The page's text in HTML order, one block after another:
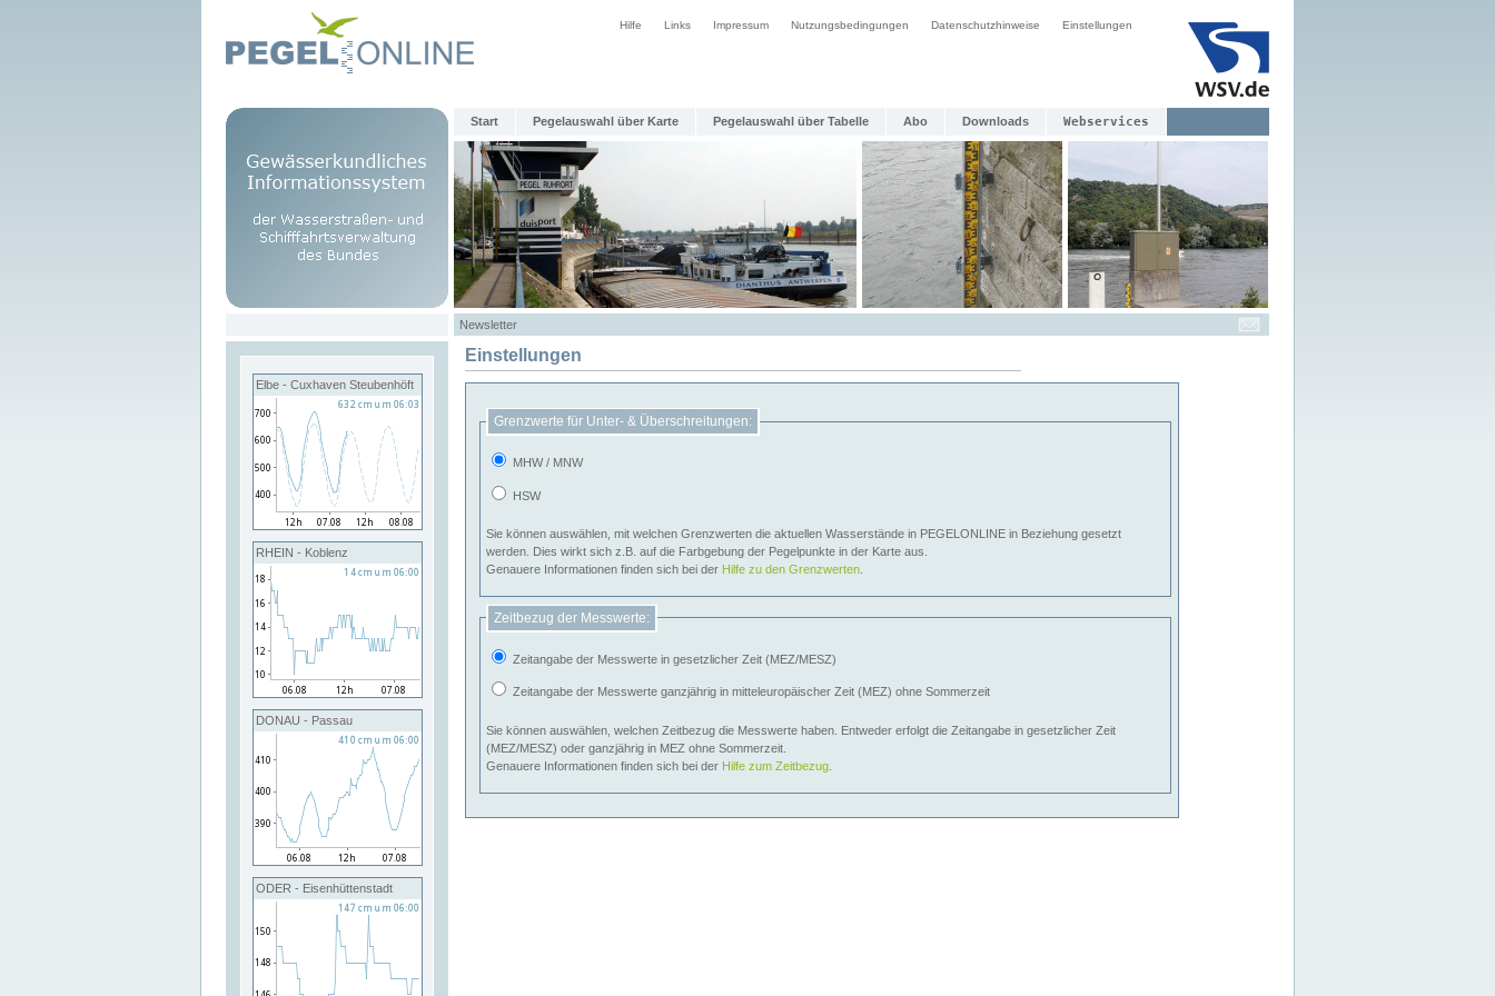
Hilfe Links Impressum Nutzungsbedingungen Datenschutzhinweise Einstellungen
Start Pegelauswahl über Karte Pegelauswahl über Tabelle Abo Downloads Webservices
Newsletter
Elbe - Cuxhaven Steubenhöft
RHEIN - Koblenz
DONAU - Passau
ODER - Eisenhüttenstadt
Einstellungen
Grenzwerte für Unter- & Überschreitungen:
MHW / MNW
HSW
Sie können auswählen, mit welchen Grenzwerten die aktuellen Wasserstände in PEGELONLINE in Beziehung gesetzt
werden. Dies wirkt sich z.B. auf die Farbgebung der Pegelpunkte in der Karte aus.
Genauere Informationen finden sich bei der Hilfe zu den Grenzwerten
Zeitbezug der Messwerte:
Zeitangabe der Messwerte in gesetzlicher Zeit (MEZ/MESZ)
Zeitangabe der Messwerte ganzjährig in mitteleuropäischer Zeit (MEZ) ohne Sommerzeit
Sie können auswählen, welchen Zeitbezug die Messwerte haben. Entweder erfolgt die Zeitangabe in gesetzlicher Zeit
(MEZ/MESZ) oder ganzjährig in MEZ ohne Sommerzeit.
Genauere Informationen finden sich bei der Hilfe zum Zeitbezug